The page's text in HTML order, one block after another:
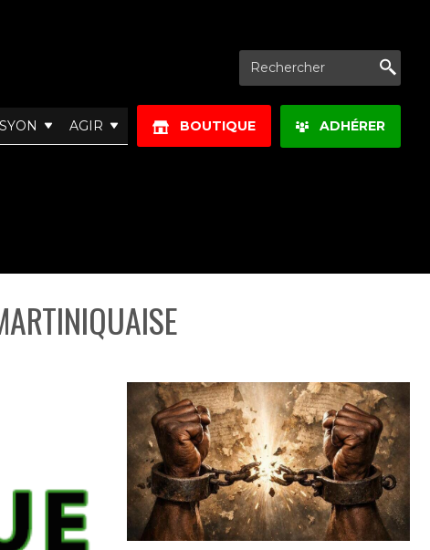
ADHÉRER
BOUTIQUE
AGIR